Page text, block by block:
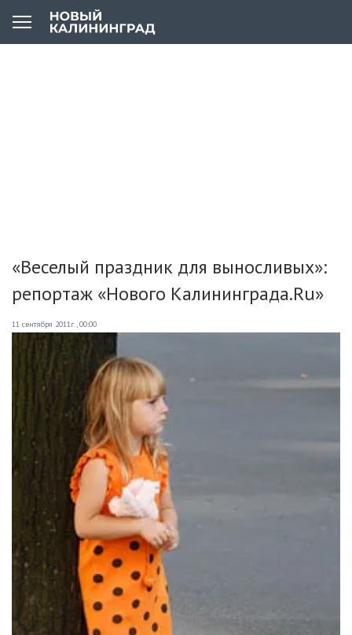
«Веселый праздник для выносливых»:
репортаж «Нового Калининграда.Ru»
11 сентября 2011г., 00:00